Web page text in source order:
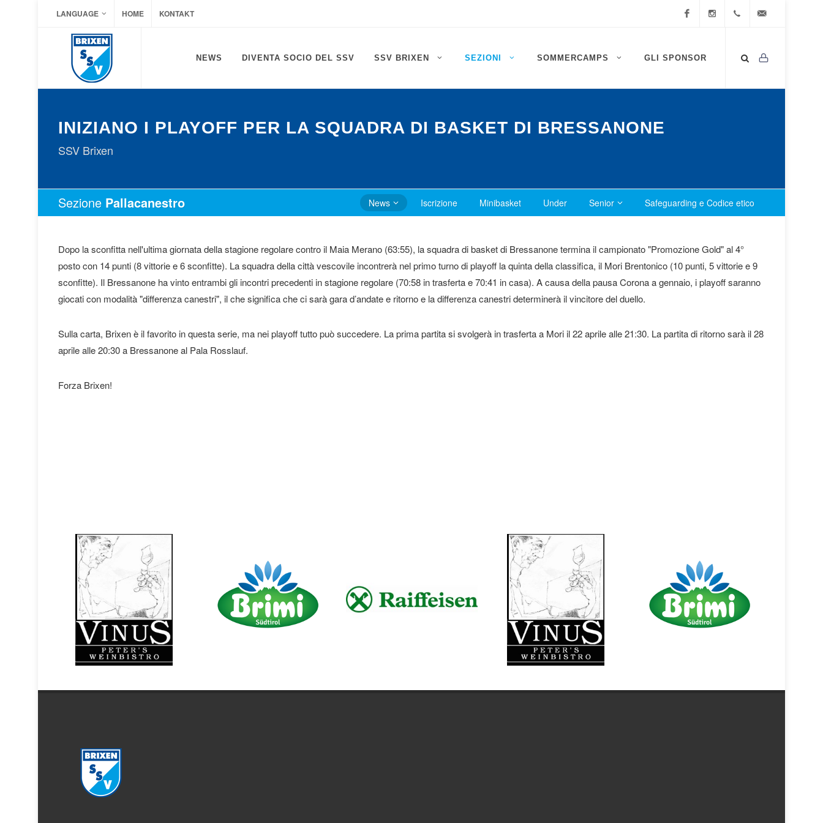
LANGUAGE HOME KONTAKT
NEWS DIVENTA SOCIO DEL SSV SSV BRIXEN SEZIONI SOMMERCAMPS GLI SPONSOR
INIZIANO I PLAYOFF PER LA SQUADRA DI BASKET DI BRESSANONE
SSV Brixen
Sezione Pallacanestro News Iscrizione Minibasket Under Senior Safeguarding e Codice etico
Dopo la sconfitta nell'ultima giornata della stagione regolare contro il Maia Merano (63:55), la squadra di basket di Bressanone termina il campionato "Promozione Gold" al 4°
posto con 14 punti (8 vittorie e 6 sconfitte). La squadra della città vescovile incontrerà nel primo turno di playoff la quinta della classifica, il Mori Brentonico (10 punti, 5 vittorie e 9
sconfitte). Il Bressanone ha vinto entrambi gli incontri precedenti in stagione regolare (70:58 in trasferta e 70:41 in casa). A causa della pausa Corona a gennaio, i playoff saranno
giocati con modalità "differenza canestri", il che significa che ci sarà gara d’andate e ritorno e la differenza canestri determinerà il vincitore del duello.
Sulla carta, Brixen è il favorito in questa serie, ma nei playoff tutto può succedere. La prima partita si svolgerà in trasferta a Mori il 22 aprile alle 21:30. La partita di ritorno sarà il 28
aprile alle 20:30 a Bressanone al Pala Rosslauf.
Forza Brixen!